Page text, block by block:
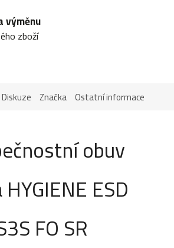
výměnu
zboží
Diskuze Značka Ostatní informace
obuv
ESD
FO SR